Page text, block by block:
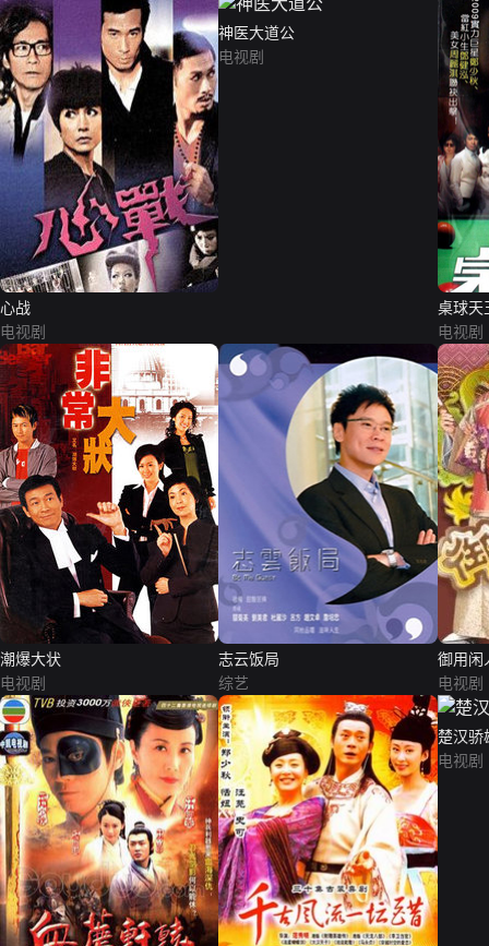
心战
电视剧
神医大道公
电视剧
桌球天
电视剧
潮爆大状
电视剧
志云饭局
综艺
御用闲
电视剧
楚汉骄
电视剧